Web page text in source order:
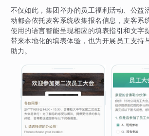
不仅如此，集团举办的员工福利活动、公益
动都会依托麦客系统收集报名信息，麦客系
使用的语言智能呈现相应的填表指引和文字
带来本地化的填表体验，也为开展员工支持
助力。